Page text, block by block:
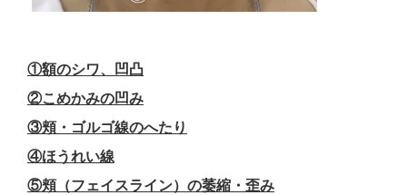
①額のシワ、凹凸
②こめかみの凹み
③頬・ゴルゴ線のへたり
④ほうれい線
⑤頬（フェイスライン）の萎縮・歪み